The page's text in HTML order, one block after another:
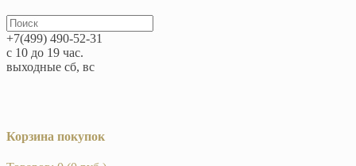
+7(499) 490-52-31
с 10 до 19 час.
выходные сб, вс
Корзина покупок